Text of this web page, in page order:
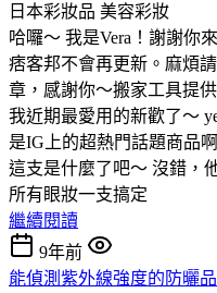
日本彩妝品 美容彩妝
哈囉～ 我是Vera！謝謝你
痞客邦不會再更新。麻煩
章，感謝你～搬家工具提
我近期最愛用的新歡了～
是IG上的超熱門話題商品
這支是什麼了吧～ 沒錯，
所有眼妝一支搞定
繼續閱讀
9年前
能偵測紫外線強度的防曬